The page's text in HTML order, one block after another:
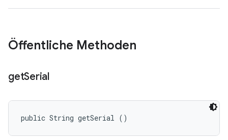
Öffentliche Methoden
getSerial
public String getSerial ()